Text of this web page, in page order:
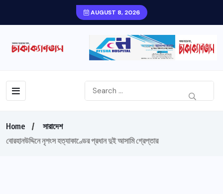
AUGUST 8, 2026
Home
সারাদেশ
বোরহানউদ্দিনে নৃশংস হত্যাকাণ্ডের প্রধান দুই আসামি গ্রেপ্তার